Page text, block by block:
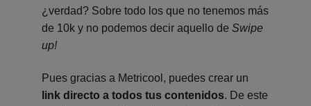
¿verdad? Sobre todo los que no tenemos más
de 10k y no podemos decir aquello de Swipe
up!
Pues gracias a Metricool, puedes crear un
link directo a todos tus contenidos. De este